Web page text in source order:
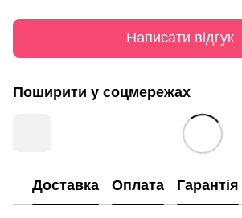
Написати відгук
Поширити у соцмережах
Доставка Оплата Гарантія